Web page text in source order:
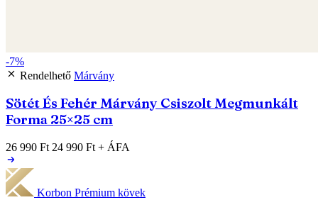
-7%
Rendelhető Márvány
Sötét És Fehér Márvány Csiszolt Megmunkált
Forma 25×25 cm
26 990 Ft 24 990 Ft + ÁFA
Korbon Prémium kövek